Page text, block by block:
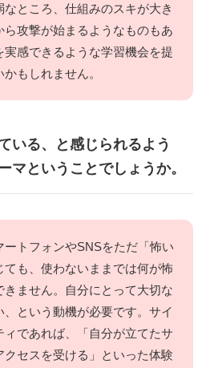
なところ、仕組みのスキが大き
ら攻撃が始まるようなものもあ
実感できるような学習機会を提
もしれません。
いる、と感じられるよう
マということでしょうか。
ートフォンやSNSをただ「怖い
ても、使わないままでは何が怖
きません。自分にとって大切な
、という動機が必要です。サイ
ィであれば、「自分が立てたサ
クセスを受ける」といった体験